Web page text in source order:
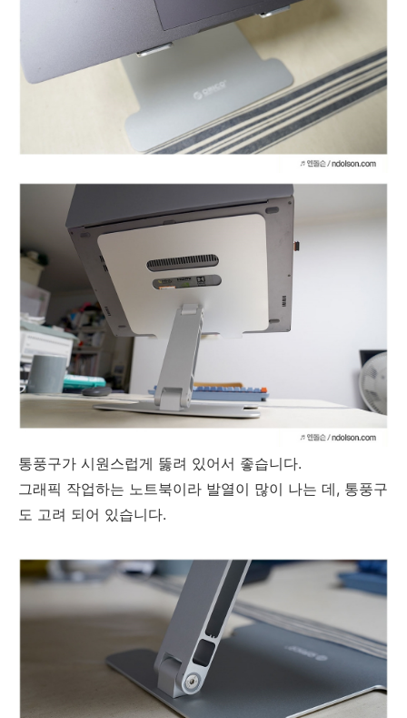
통풍구가 시원스럽게 뚫려 있어서 좋습니다.
그래픽 작업하는 노트북이라 발열이 많이 나는 데, 통풍구
도 고려 되어 있습니다.